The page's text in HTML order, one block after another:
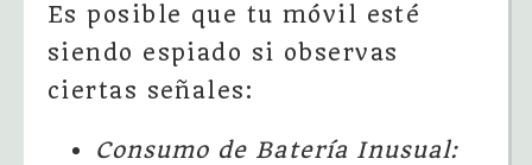
Es posible que tu móvil esté
siendo espiado si observas
ciertas señales:
Consumo de Batería Inusual: